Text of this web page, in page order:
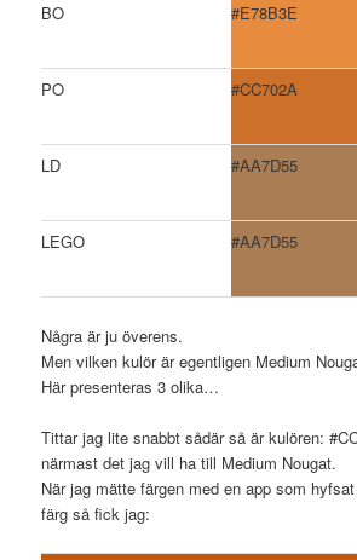
BO #E78B3E
PO #CC702A
LD #AA7D55
LEGO #AA7D55
Några är ju överens.
Men vilken kulör är egentligen Medium
Här presenteras 3 olika…
Tittar jag lite snabbt sådär så är kulören:
närmast det jag vill ha till Medium Nougat.
När jag mätte färgen med en app som
färg så fick jag: